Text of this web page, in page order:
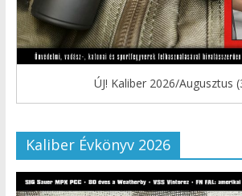
ÚJ! Kaliber 2026/Augusztus
Kaliber Évkönyv 2026